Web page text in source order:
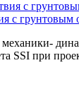
с грунтовым
SSI при